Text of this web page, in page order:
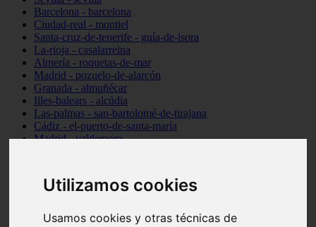
Utilizamos cookies
Usamos cookies y otras técnicas de
Barcelona - barcelona
Ciudad-real - montiel
Santa-cruz-de-tenerife - guía-de-isora
La-rioja - casalarreina
Almería - roquetas-de-mar
Madrid - pozuelo-de-alarcón
Granada - almuñécar
Illes-balears - alcúdia
Las-palmas - san-bartolomé-de-tirajana
Cádiz - el-puerto-de-santa-maría
Madrid - valdemoro
Cantabria - suances
Sevilla - bormujos
Málaga - júzcar